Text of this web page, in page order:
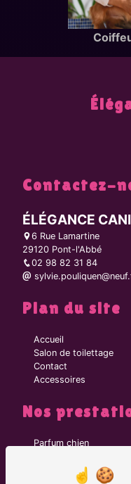
Contactez-
ÉLÉGANCE
6 Rue Lamartine
29120 Pont-l'Abbé
02 98 82 31 84
Plan du site
Accueil
Salon de toilettage
Contact
Accessoires
Nos
Parfum chien
Brosse chien